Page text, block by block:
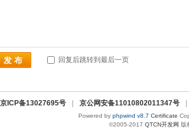
发 布 回复后跳转到最后一页
京ICP备13027695号 京公网安备11010802011347号
Powered by phpwind v8.7 Certificate
©2005-2017 QTCN开发网 版